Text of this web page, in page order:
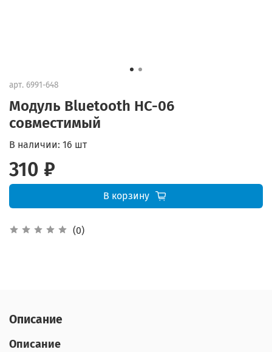
арт. 6991-648
Модуль Bluetooth HC-06
совместимый
(0)
В наличии: 16 шт
310 ₽
В корзину
Описание
Описание